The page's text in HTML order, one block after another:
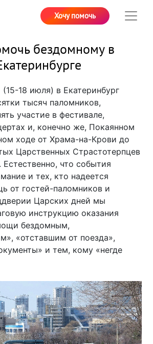
Хочу помочь
бездомному в
18 июля) в Екатеринбург
тысяч паломников,
участие в фестивале,
и, конечно же, Покаянном
ходе от Храма-на-Крови до
Царственных Страстотерпцев
что события
и тех, кто надеется
от гостей-паломников и
Царских дней мы
инструкцию оказания
бездомным,
«отставшим от поезда»,
и тем, кому «негде